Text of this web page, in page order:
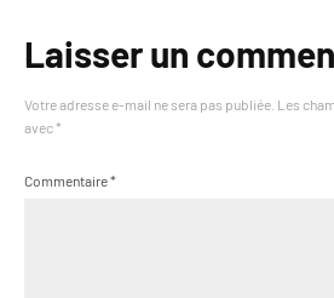
Laisser un
Votre adresse e-mail ne sera pas publiée. Les
avec *
Commentaire*